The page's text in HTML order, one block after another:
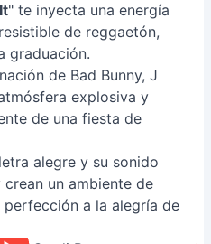
" te inyecta una energía
de reggaetón,
graduación.
de Bad Bunny, J
explosiva y
de una fiesta de
alegre y su sonido
un ambiente de
a la alegría de